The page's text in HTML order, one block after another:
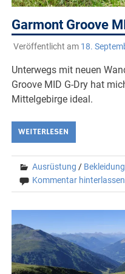
Garmont Groove
Veröffentlicht am 18.
Unterwegs mit neuen
Groove MID G-Dry hat
Mittelgebirge ideal.
WEITERLESEN
Ausrüstung / Bekleidung
Kommentar hinterlassen